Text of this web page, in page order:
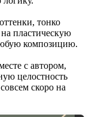
тонко
пластическую
композицию.
с автором,
целостность
скоро на